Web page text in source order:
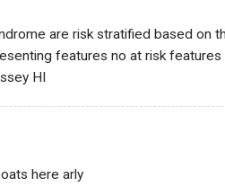
are risk stratified based on
features no at risk
HI
here arly